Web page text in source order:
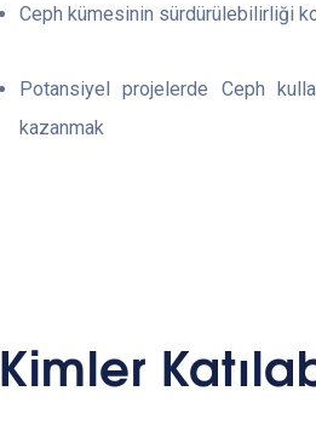
Ceph kümesinin sürdürülebilirliği
Potansiyel projelerde Ceph
kazanmak
Kimler